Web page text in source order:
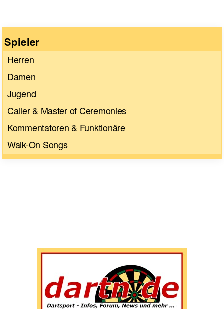
Spieler
Herren
Damen
Jugend
Caller & Master of Ceremonies
Kommentatoren & Funktionäre
Walk-On Songs